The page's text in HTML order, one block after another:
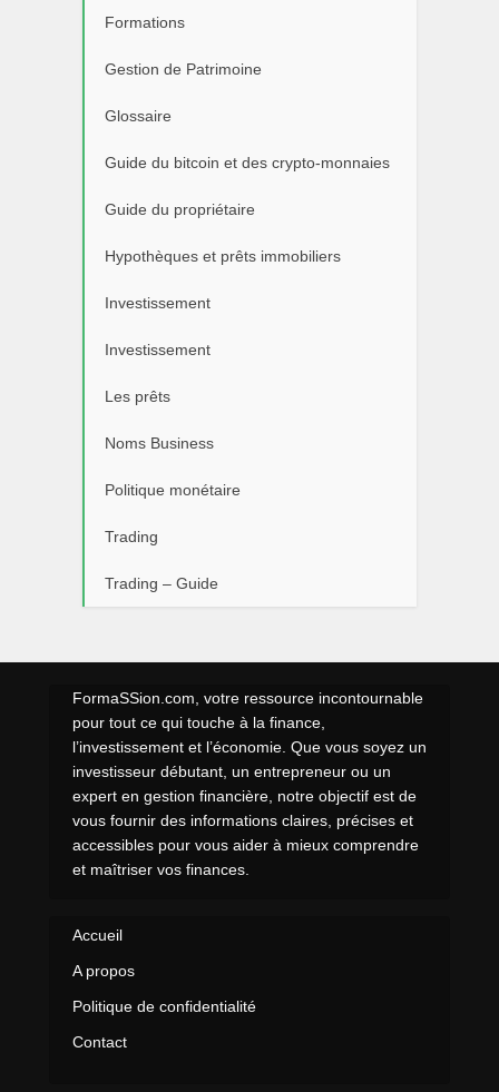
Formations
Gestion de Patrimoine
Glossaire
Guide du bitcoin et des crypto-monnaies
Guide du propriétaire
Hypothèques et prêts immobiliers
Investissement
Investissement
Les prêts
Noms Business
Politique monétaire
Trading
Trading – Guide
FormaSSion.com, votre ressource incontournable
pour tout ce qui touche à la finance,
l’investissement et l’économie. Que vous soyez un
investisseur débutant, un entrepreneur ou un
expert en gestion financière, notre objectif est de
vous fournir des informations claires, précises et
accessibles pour vous aider à mieux comprendre
et maîtriser vos finances.
Accueil
A propos
Politique de confidentialité
Contact